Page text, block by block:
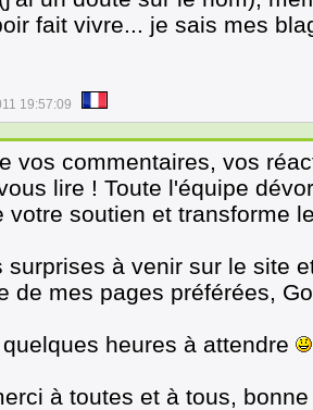
fait vivre... je sais mes
19:57:09
vos commentaires, vos
lire ! Toute l'équipe
votre soutien et transforme
surprises à venir sur le site
de mes pages préférées,
heures à attendre
à toutes et à tous,